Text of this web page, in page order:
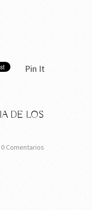
Pin It
DE LOS
0 Comentarios